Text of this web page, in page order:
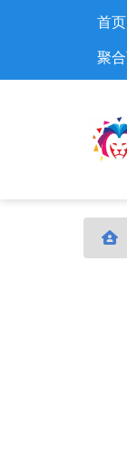
首页
聚